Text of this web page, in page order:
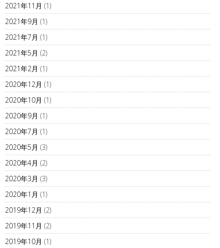
2021年11月 (1)
2021年9月 (1)
2021年7月 (1)
2021年5月 (2)
2021年2月 (1)
2020年12月 (1)
2020年10月 (1)
2020年9月 (1)
2020年7月 (1)
2020年5月 (3)
2020年4月 (2)
2020年3月 (3)
2020年1月 (1)
2019年12月 (2)
2019年11月 (2)
2019年10月 (1)